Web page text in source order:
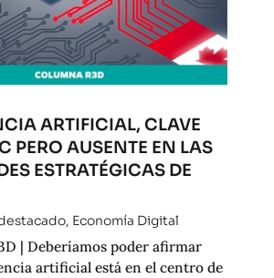
ARTIFICIAL, CLAVE
PERO AUSENTE EN LAS
ESTRATÉGICAS DE
, Economía Digital
| Deberíamos poder afirmar
artificial está en el centro de